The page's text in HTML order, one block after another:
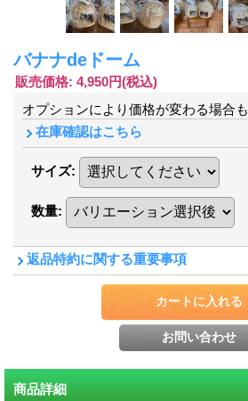
バナナdeドーム
販売価格: 4,950円(税込)
オプションにより価格が変わる場合も
在庫確認はこちら
サイズ:
数量:
返品特約に関する重要事項
商品詳細